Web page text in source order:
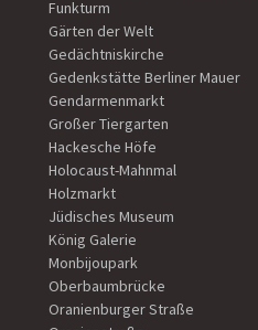
Funkturm
Gärten der Welt
Gedächtniskirche
Gedenkstätte Berliner Mauer
Gendarmenmarkt
Großer Tiergarten
Hackesche Höfe
Holocaust-Mahnmal
Holzmarkt
Jüdisches Museum
König Galerie
Monbijoupark
Oberbaumbrücke
Oranienburger Straße